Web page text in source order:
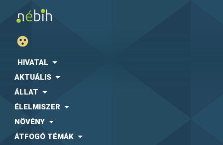
HIVATAL
AKTUÁLIS
ÁLLAT
ÉLELMISZER
NÖVÉNY
ÁTFOGÓ TÉMÁK